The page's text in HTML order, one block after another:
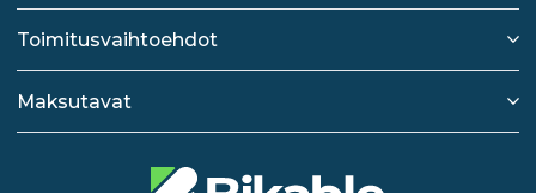
Toimitusvaihtoehdot
Maksutavat